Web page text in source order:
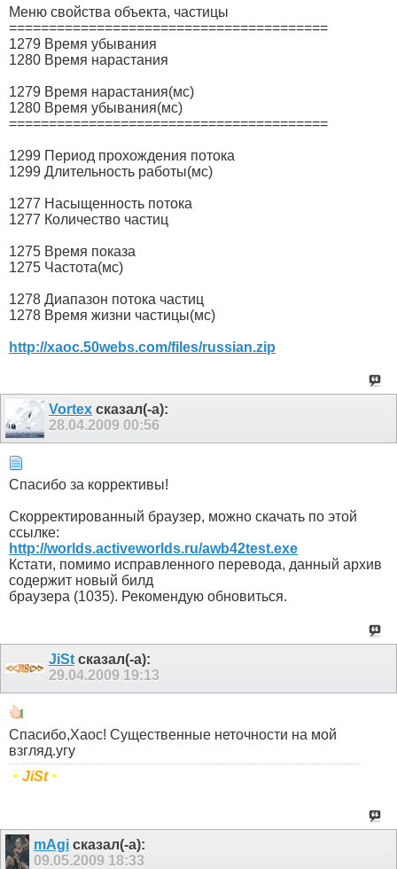
Меню свойства объекта, частицы
========================================
1279 Время убывания
1280 Время нарастания
1279 Время нарастания(мс)
1280 Время убывания(мс)
========================================
1299 Период прохождения потока
1299 Длительность работы(мс)
1277 Насыщенность потока
1277 Количество частиц
1275 Время показа
1275 Частота(мс)
1278 Диапазон потока частиц
1278 Время жизни частицы(мс)
http://xaoc.50webs.com/files/russian.zip
Vortex сказал(-а):
28.04.2009 00:56
Спасибо за коррективы!
Скорректированный браузер, можно скачать по этой
ссылке:
http://worlds.activeworlds.ru/awb42test.exe
Кстати, помимо исправленного перевода, данный архив
содержит новый билд
браузера (1035). Рекомендую обновиться.
JiSt сказал(-а):
29.04.2009 19:13
Спасибо,Хаос! Существенные неточности на мой
взгляд.угу
• JiSt•
mAgiсказал(-а):
09.05.2009 18:33